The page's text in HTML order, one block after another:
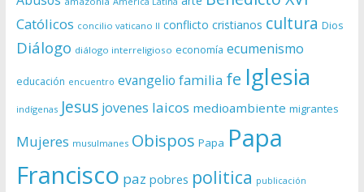
Católicos concilio vaticano II conflicto cristianos cultura Dios
Diálogo diálogo interreligioso economía ecumenismo
educación encuentro evangelio familia fe Iglesia
indígenas Jesus jovenes laicos medioambiente migrantes
Mujeres musulmanes Obispos Papa Papa
Francisco paz pobres politica publicación